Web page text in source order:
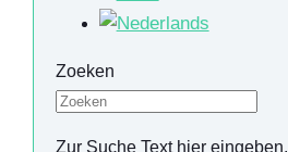
Zoeken
Zur Suche Text hier eingeben.